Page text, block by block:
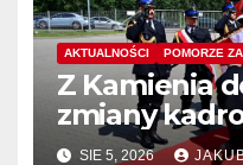
AKTUALNOŚCI POMORZE
Z Kamienia
zmiany
SIE 5, 2026